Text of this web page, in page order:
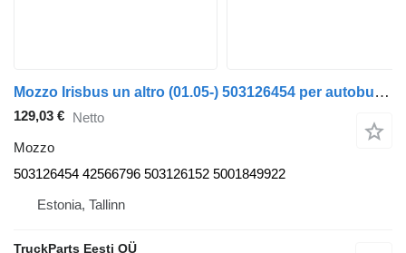
Mozzo Irisbus un altro (01.05-) 503126454 per autobus Irisbus Access, Evadys, Axer, Karosa, Recreo, Domino, Agora, Citelis, Eurorider (1999-)
129,03 € Netto
Mozzo
503126454 42566796 503126152 5001849922
Estonia, Tallinn
TruckParts Eesti OÜ